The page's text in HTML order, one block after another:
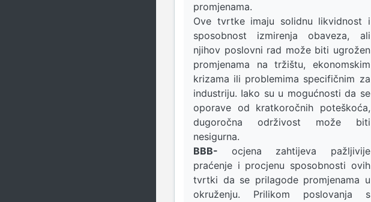
promjenama.
Ove tvrtke imaju solidnu likvidnost i
sposobnost izmirenja obaveza, ali
njihov poslovni rad može biti ugrožen
promjenama na tržištu, ekonomskim
krizama ili problemima specifičnim za
industriju. Iako su u mogućnosti da se
oporave od kratkoročnih poteškoća,
dugoročna održivost može biti
nesigurna.
BBB- ocjena zahtijeva pažljivije
praćenje i procjenu sposobnosti ovih
tvrtki da se prilagode promjenama u
okruženju. Prilikom poslovanja s